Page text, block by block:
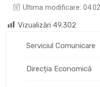
Ultima modificare:
Vizualizări 49.302
Serviciul Comunicare
Direcția Economică